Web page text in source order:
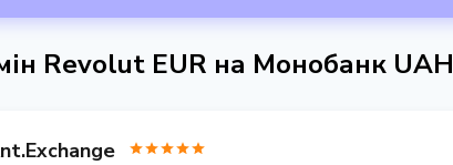
Revolut EUR на Монобанк UAH